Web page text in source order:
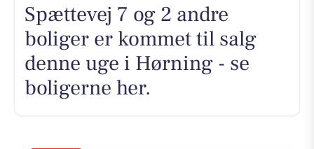
Spættevej 7 og 2 andre
boliger er kommet til salg
denne uge i Hørning - se
boligerne her.